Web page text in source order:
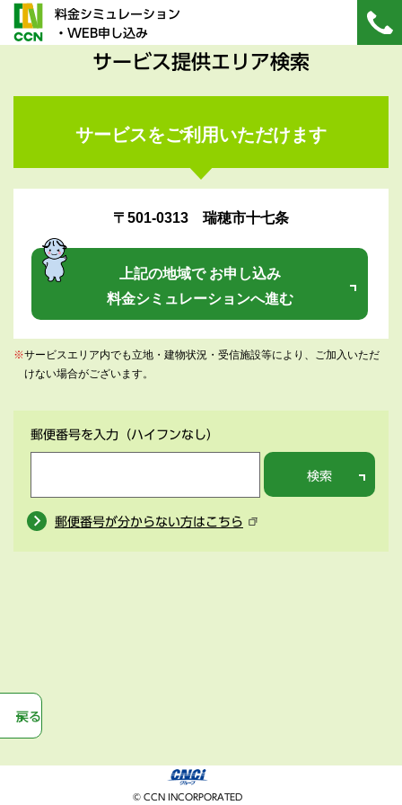
料金シミュレーション
・WEB申し込み
サービス提供エリア検索
サービスをご利用いただけます
〒501-0313 瑞穂市十七条
上記の地域で お申し込み
料金シミュレーションへ進む
※サービスエリア内でも立地・建物状況・受信施設等により、ご加入いただ
けない場合がございます。
郵便番号を入力 （ハイフンなし）
検索
郵便番号が分からない方はこちら
戻る
© CCN INCORPORATED